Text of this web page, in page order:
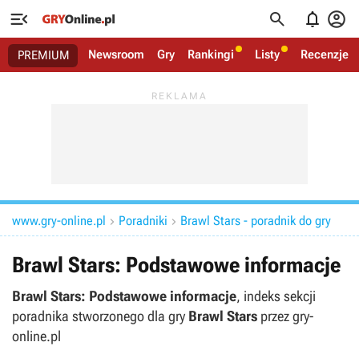
   
PREMIUM Newsroom Gry Rankingi Listy Recenzje
www.gry-online.pl  Poradniki  Brawl Stars - poradnik do gry
Brawl Stars: Podstawowe informacje
Brawl Stars: Podstawowe informacje, indeks sekcji
poradnika stworzonego dla gry Brawl Stars przez gry-
online.pl